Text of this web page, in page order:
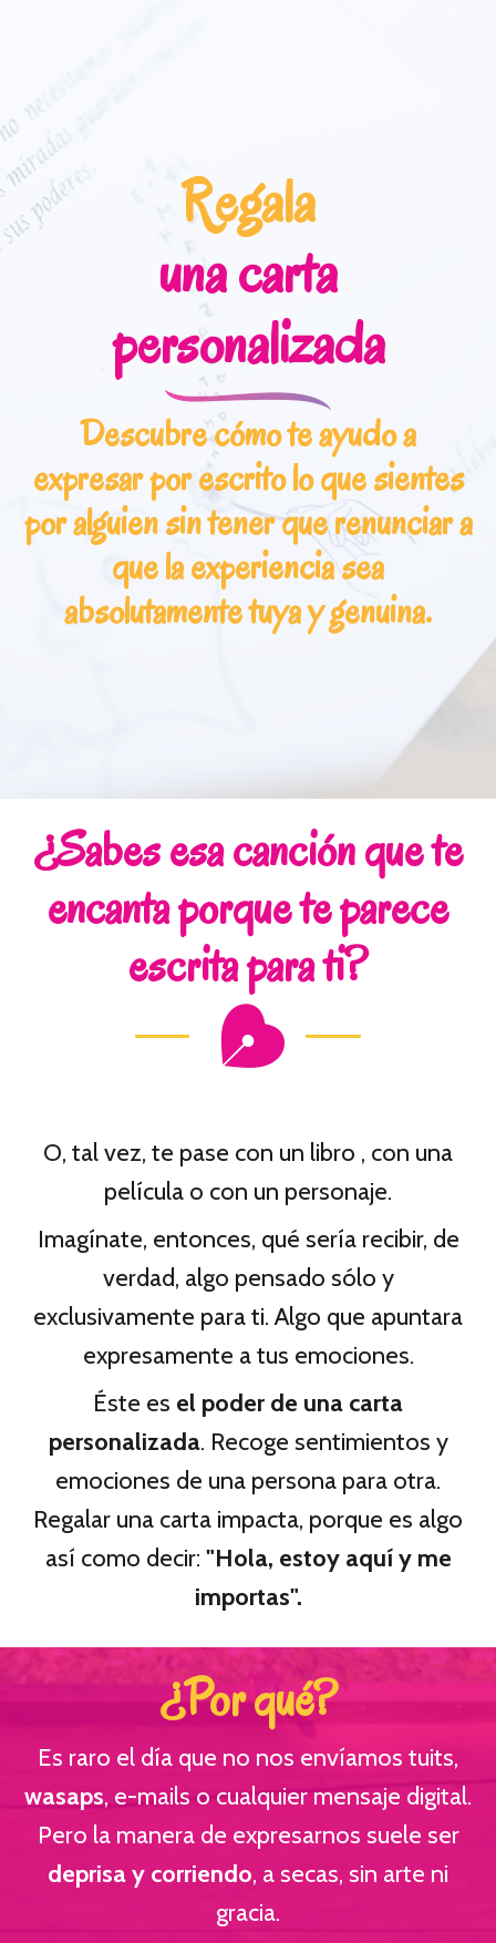
navegación
principal
principal
Regala
una carta
personalizada
Descubre cómo te ayudo a
expresar por escrito lo que sientes
por alguien sin tener que renunciar a
que la experiencia sea
absolutamente tuya y genuina.
¿Sabes esa canción que te
encanta porque te parece
escrita para ti?
O, tal vez, te pase con un libro , con una
película o con un personaje.
Imagínate, entonces, qué sería recibir, de
verdad, algo pensado sólo y
exclusivamente para ti. Algo que apuntara
expresamente a tus emociones.
Éste es el poder de una carta
personalizada. Recoge sentimientos y
emociones de una persona para otra.
Regalar una carta impacta, porque es algo
así como decir: "Hola, estoy aquí y me
importas".
¿Por qué?
Es raro el día que no nos envíamos tuits,
wasaps, e-mails o cualquier mensaje digital.
Pero la manera de expresarnos suele ser
deprisa y corriendo, a secas, sin arte ni
gracia.